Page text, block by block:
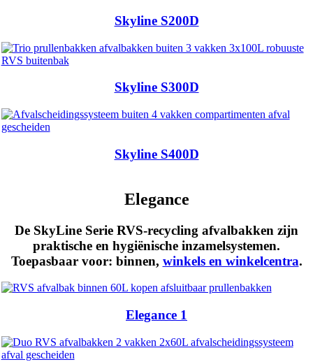
Skyline S200D
Skyline S300D
Skyline S400D
Elegance
De SkyLine Serie RVS-recycling afvalbakken zijn
praktische en hygiënische inzamelsystemen.
Toepasbaar voor: binnen, winkels en winkelcentra.
Elegance 1